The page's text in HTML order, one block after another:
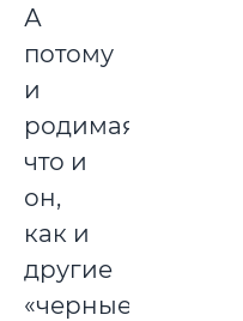
А
потому
и
родимая,
что и
он,
как и
другие
«черные